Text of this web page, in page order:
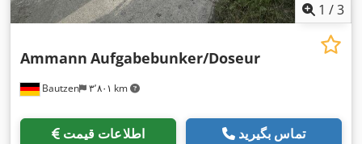
1 /3
Bautzen ۳٬۸۰۱ km
Ammann Aufgabebunker/Doseur
اطلاعات قیمت تماس بگیرید